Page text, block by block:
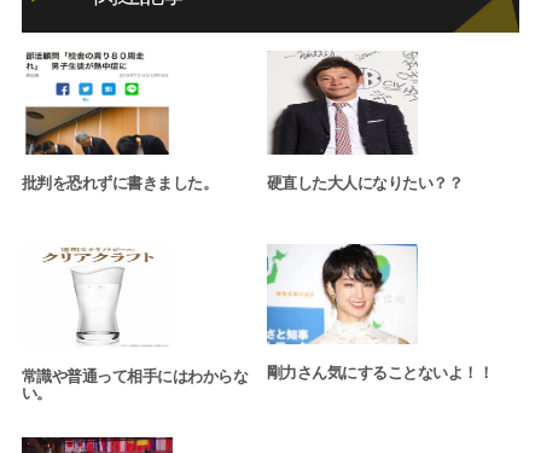
批判を恐れずに書きました。 硬直した大人になりたい？？
常識や普通って相手にはわからな
い。
剛力さん気にすることないよ！！